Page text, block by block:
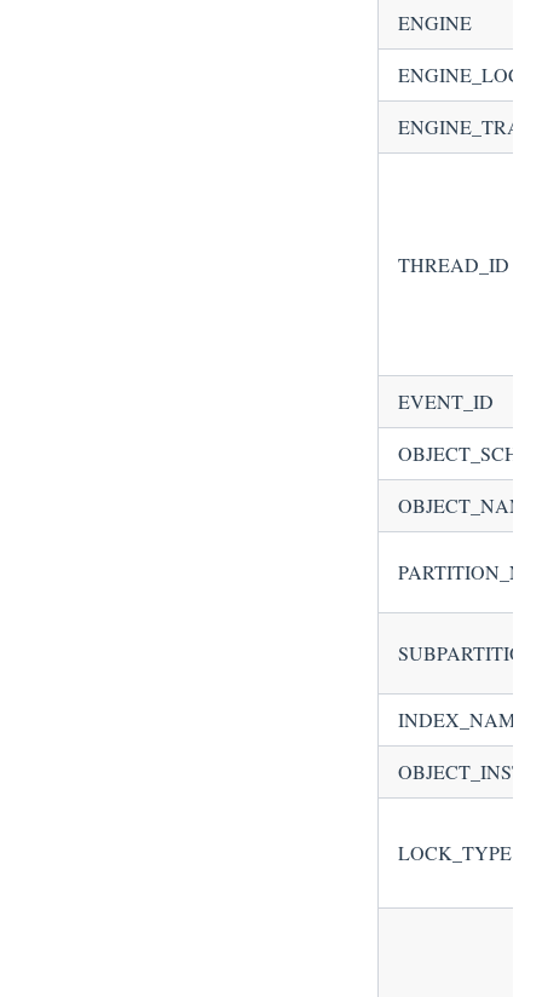
ENGINE
THREAD_ID
EVENT_ID
OBJECT_NAME
INDEX_NAME
LOCK_TYPE